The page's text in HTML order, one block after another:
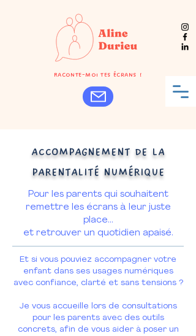
Raconte-moi tes écrans !
ACCOMPAGNEMENT DE LA
PARENTALITÉ NUMÉRIQUE
Pour les parents qui souhaitent
remettre les écrans à leur juste
place…
et retrouver un quotidien apaisé.
Et si vous pouviez accompagner votre
enfant dans ses usages numériques
avec confiance, clarté et sans tensions ?
Je vous accueille lors de consultations
pour les parents avec des outils
concrets, afin de vous aider à poser un